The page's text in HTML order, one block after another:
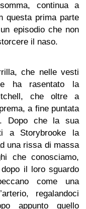
continua a
questa prima parte
episodio che non
il naso.
che nelle vesti
ha rasentato la
che oltre a
a fine puntata
Dopo che la sua
a Storybrooke la
una rissa di massa
che conosciamo,
il loro sguardo
come una
regalandoci
appunto quello